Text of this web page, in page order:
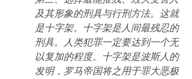
及其形象的刑具与行刑方法。这就
是十字架。十字架是人间最残忍的
刑具。人类犯罪一定要达到一个无
以复加的程度。十字架是波斯人的
发明，罗马帝国将之用于罪大恶极